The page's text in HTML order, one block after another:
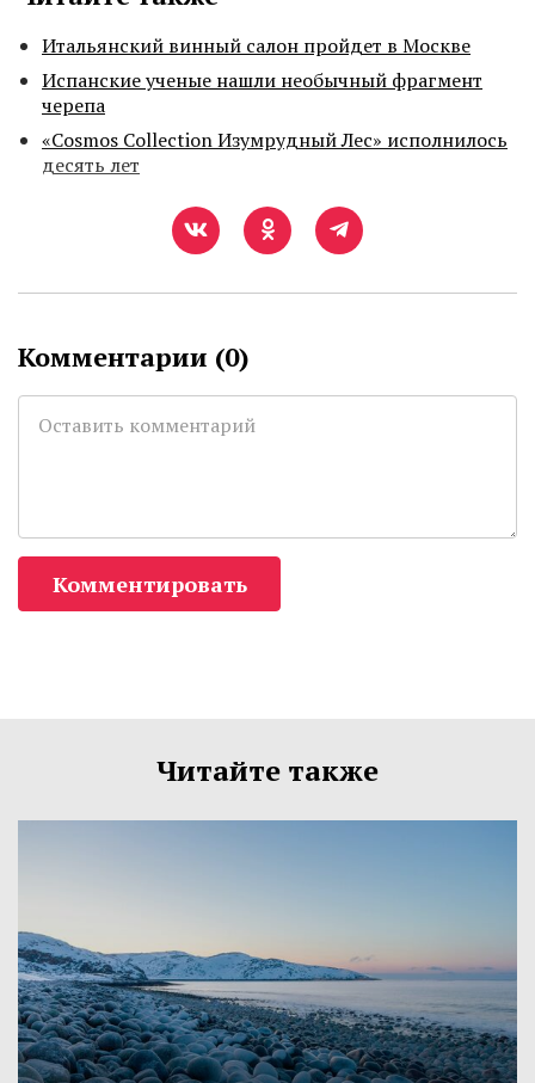
Итальянский винный салон пройдет в Москве
Испанские ученые нашли необычный фрагмент
черепа
«Cosmos Collection Изумрудный Лес» исполнилось
десять лет
Комментарии (0)
Комментировать
Читайте также